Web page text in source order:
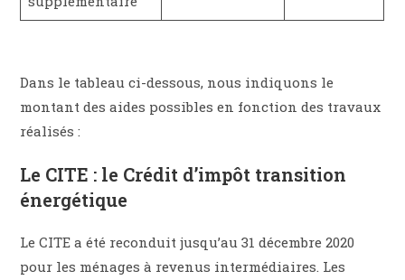
Dans le tableau ci-dessous, nous indiquons le
montant des aides possibles en fonction des travaux
réalisés :
Le CITE : le Crédit d’impôt transition
énergétique
Le CITE a été reconduit jusqu’au 31 décembre 2020
pour les ménages à revenus intermédiaires. Les